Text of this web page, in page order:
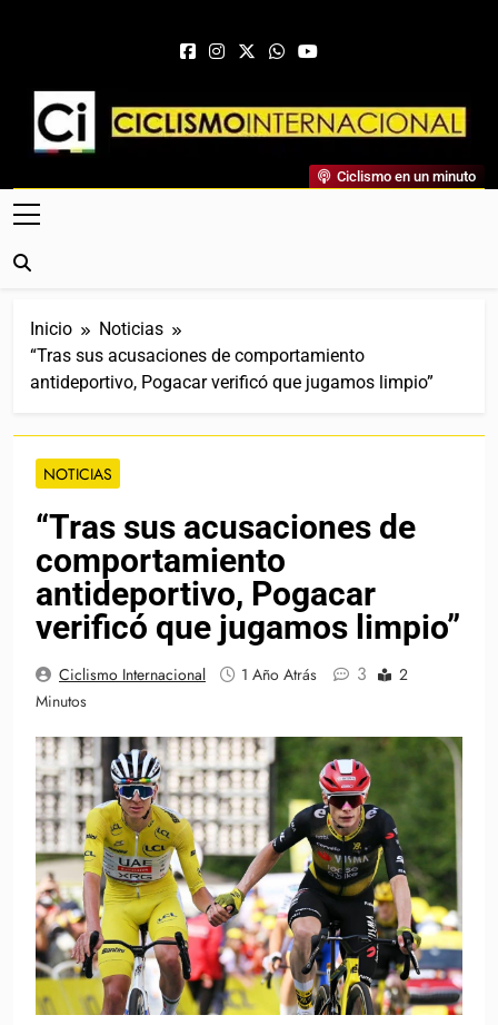
Ciclismo Internacional
Web Dedicada Al Ciclismo Mundial. Entrevistas, Análisis,
Crónicas, Previas Y Más. La Web Ciclista De Referencia.
Ciclismo en un minuto
Inicio
Noticias
“Tras sus acusaciones de comportamiento
antideportivo, Pogacar verificó que jugamos limpio”
NOTICIAS
“Tras sus acusaciones de
comportamiento
antideportivo, Pogacar
verificó que jugamos limpio”
Ciclismo Internacional 1 Año Atrás 3
2
Minutos